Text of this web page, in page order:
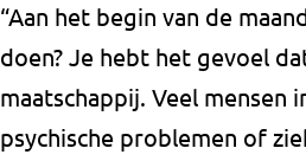
“Aan het begin van de
doen? Je hebt het gevoel
maatschappij. Veel mensen
psychische problemen of